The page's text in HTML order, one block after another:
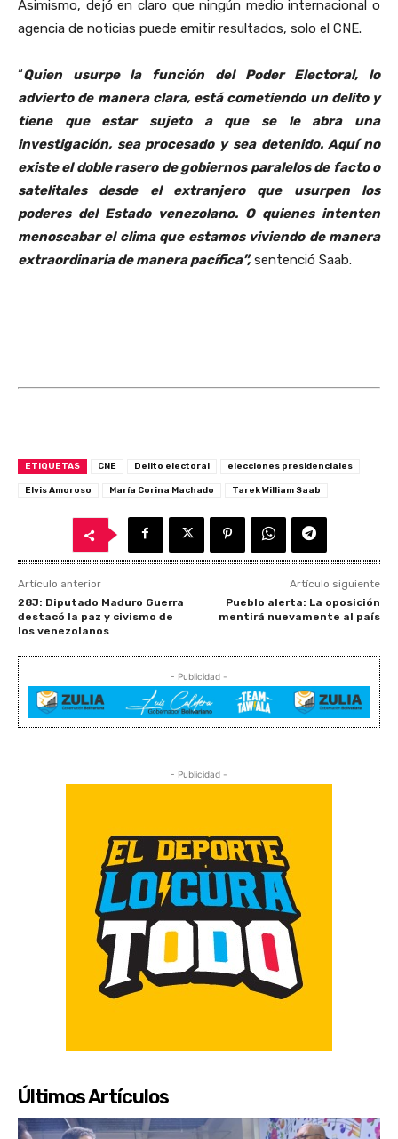
Asimismo, dejó en claro que ningún medio internacional o
agencia de noticias puede emitir resultados, solo el CNE.
“Quien usurpe la función del Poder Electoral, lo
advierto de manera clara, está cometiendo un delito y
tiene que estar sujeto a que se le abra una
investigación, sea procesado y sea detenido. Aquí no
existe el doble rasero de gobiernos paralelos de facto o
satelitales desde el extranjero que usurpen los
poderes del Estado venezolano. O quienes intenten
menoscabar el clima que estamos viviendo de manera
extraordinaria de manera pacífica”,sentenció Saab.
ETIQUETAS CNE Delito electoral elecciones presidenciales
Elvis Amoroso María Corina Machado Tarek William Saab
Artículo anterior
28J: Diputado Maduro Guerra
destacó la paz y civismo de
los venezolanos
Artículo siguiente
Pueblo alerta: La oposición
mentirá nuevamente al país
- Publicidad -
- Publicidad -
Últimos Artículos